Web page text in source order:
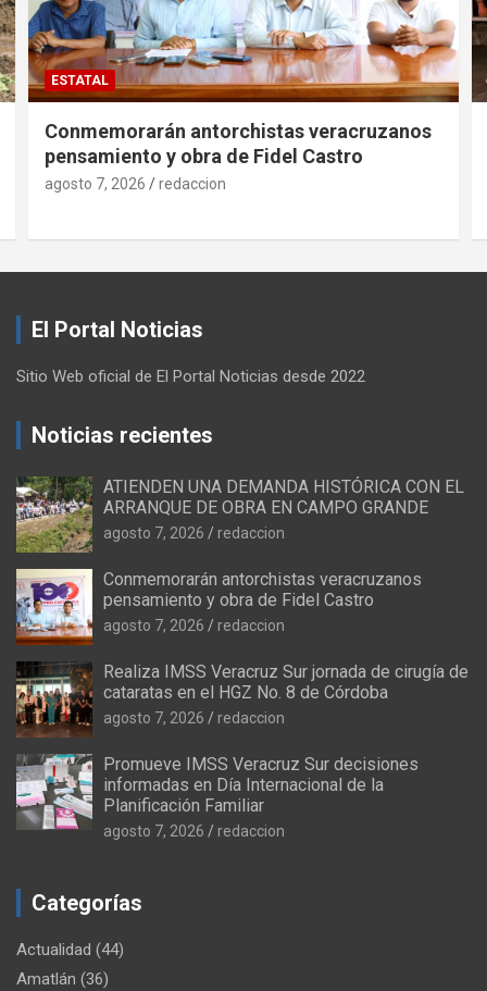
ESTATAL
Conmemorarán antorchistas veracruzanos
pensamiento y obra de Fidel Castro
agosto 7, 2026 redaccion
El Portal Noticias
Sitio Web oficial de El Portal Noticias desde 2022
Noticias recientes
ATIENDEN UNA DEMANDA HISTÓRICA CON EL
ARRANQUE DE OBRA EN CAMPO GRANDE
agosto 7, 2026 redaccion
Conmemorarán antorchistas veracruzanos
pensamiento y obra de Fidel Castro
agosto 7, 2026 redaccion
Realiza IMSS Veracruz Sur jornada de cirugía de
cataratas en el HGZ No. 8 de Córdoba
agosto 7, 2026 redaccion
Promueve IMSS Veracruz Sur decisiones
informadas en Día Internacional de la
Planificación Familiar
agosto 7, 2026 redaccion
Categorías
Actualidad (44)
Amatlán (36)